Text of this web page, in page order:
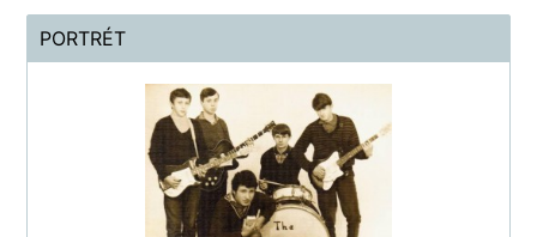
PORTRÉT